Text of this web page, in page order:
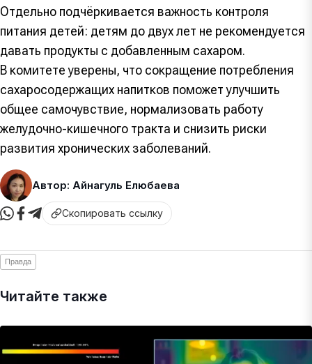
Отдельно подчёркивается важность контроля
питания детей: детям до двух лет не рекомендуется
давать продукты с добавленным сахаром.
В комитете уверены, что сокращение потребления
сахаросодержащих напитков поможет улучшить
общее самочувствие, нормализовать работу
желудочно-кишечного тракта и снизить риски
развития хронических заболеваний.
Автор: Айнагуль Елюбаева
Скопировать ссылку
Правда
Читайте также